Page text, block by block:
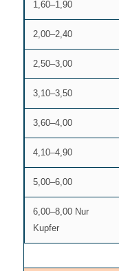
1,60–1,90
2,00–2,40
2,50–3,00
3,10–3,50
3,60–4,00
4,10–4,90
5,00–6,00
6,00–8,00 Nur
Kupfer